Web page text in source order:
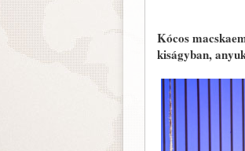
Kócos
kiságyban,